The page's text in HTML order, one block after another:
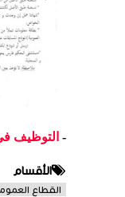
- التوظيف
الأقسام
القطاع